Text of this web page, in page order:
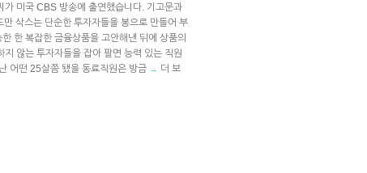
미국 CBS 방송에 출연했습니다. 기고문과
삭스는 단순한 투자자들을 봉으로 만들어 부
한 복잡한 금융상품을 고안해낸 뒤에 상품의
않는 투자자들을 잡아 팔면 능력 있는 직원
어떤 25살쯤 됐을 동료직원은 방금 → 더 보